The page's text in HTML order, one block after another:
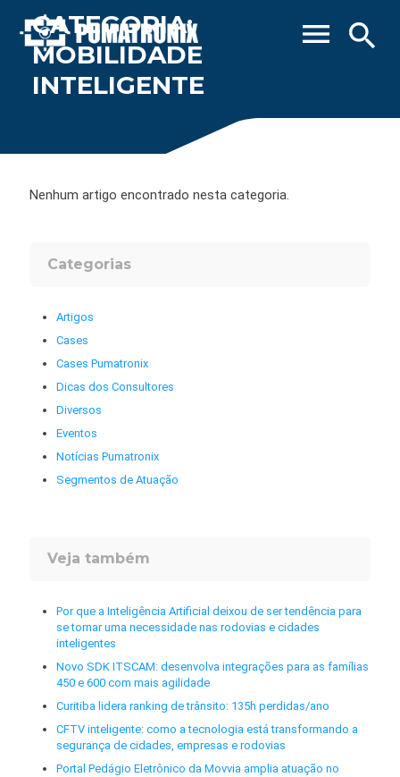
search
menu
CATEGORIA:
MOBILIDADE
INTELIGENTE
Nenhum artigo encontrado nesta categoria.
Categorias
Artigos
Cases
Cases Pumatronix
Dicas dos Consultores
Diversos
Eventos
Notícias Pumatronix
Segmentos de Atuação
Veja também
Por que a Inteligência Artificial deixou de ser tendência para
se tornar uma necessidade nas rodovias e cidades
inteligentes
Novo SDK ITSCAM: desenvolva integrações para as famílias
450 e 600 com mais agilidade
Curitiba lidera ranking de trânsito: 135h perdidas/ano
CFTV inteligente: como a tecnologia está transformando a
segurança de cidades, empresas e rodovias
Portal Pedágio Eletrônico da Movvia amplia atuação no